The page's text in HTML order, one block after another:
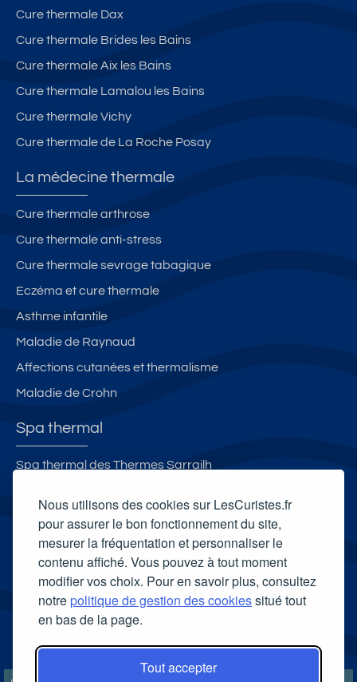
Nous utilisons des cookies sur LesCuristes.fr
pour assurer le bon fonctionnement du site,
mesurer la fréquentation et personnaliser le
contenu affiché. Vous pouvez à tout moment
modifier vos choix. Pour en savoir plus, consultez
notrepolitique de gestion des cookiessitué tout
en bas de la page.
Tout accepter
s
u
p
b
e
v
e
p
a
a
m
e
s
ur
c
a
ni
o
u
n
et
L
s
B
ai
s
Cure thermale Dax
Cure thermale Brides les Bains
Cure thermale Aix les Bains
Cure thermale Lamalou les Bains
Cure thermale Vichy
Cure thermale de La Roche Posay
La médecine thermale
Cure thermale arthrose
Cure thermale anti-stress
Cure thermale sevrage tabagique
Eczéma et cure thermale
Asthme infantile
Maladie de Raynaud
Affections cutanées et thermalisme
Maladie de Crohn
Spa thermal
Spa thermal des Thermes Sarrailh
Spa thermal des Thermes de la Preste-les-Bains
Spa thermal L'Edenvik
Carte cadeau spa Vichy
Carte cadeau spa Bagnoles-de-l'Orne
Carte cadeau spa Saubusse
Carte cadeau spa Châtel-Guyon